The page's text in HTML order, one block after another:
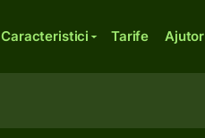
Caracteristici Tarife Ajutor